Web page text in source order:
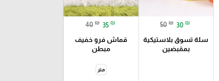
50 ₪ 30 ₪
سلة تسوق بلاستيكية
بمقبضين
40 ₪ 35 ₪
قماش فرو خفيف
مبطن
متر